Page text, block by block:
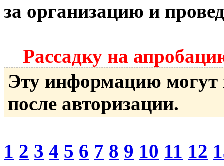
за организацию и
Рассадку на
Эту информацию могут
после авторизации.
1 2 3 4 5 6 7 8 9 10 11 12